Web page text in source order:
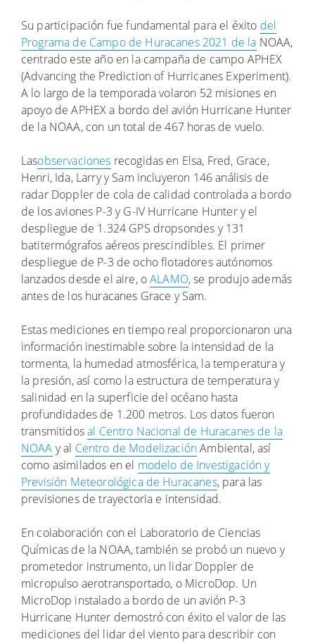
Su participación fue fundamental para el éxito del
Programa de Campo de Huracanes 2021 de la NOAA,
centrado este año en la campaña de campo APHEX
(Advancing the Prediction of Hurricanes Experiment).
A lo largo de la temporada volaron 52 misiones en
apoyo de APHEX a bordo del avión Hurricane Hunter
de la NOAA, con un total de 467 horas de vuelo.
Lasobservaciones recogidas en Elsa, Fred, Grace,
Henri, Ida, Larry y Sam incluyeron 146 análisis de
radar Doppler de cola de calidad controlada a bordo
de los aviones P-3 y G-IV Hurricane Hunter y el
despliegue de 1.324 GPS dropsondes y 131
batitermógrafos aéreos prescindibles. El primer
despliegue de P-3 de ocho flotadores autónomos
lanzados desde el aire, oALAMO, se produjo además
antes de los huracanes Grace y Sam.
Estas mediciones en tiempo real proporcionaron una
información inestimable sobre la intensidad de la
tormenta, la humedad atmosférica, la temperatura y
la presión, así como la estructura de temperatura y
salinidad en la superficie del océano hasta
profundidades de 1.200 metros. Los datos fueron
transmitidosal Centro Nacional de Huracanes de la
NOAA y al Centro de ModelizaciónAmbiental, así
como asimilados en el modelo de Investigación y
Previsión Meteorológica de Huracanes, para las
previsiones de trayectoria e intensidad.
En colaboración con el Laboratorio de Ciencias
Químicas de la NOAA, también se probó un nuevo y
prometedor instrumento, un lidar Doppler de
micropulso aerotransportado, o MicroDop. Un
MicroDop instalado a bordo de un avión P-3
Hurricane Hunter demostró con éxito el valor de las
mediciones del lidar del viento para describir con